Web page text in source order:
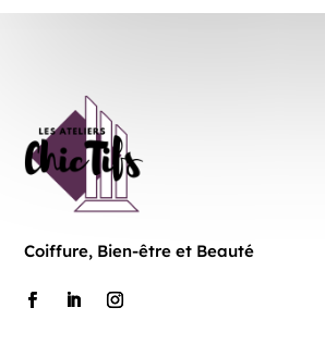
Coiffure, Bien-être et Beauté